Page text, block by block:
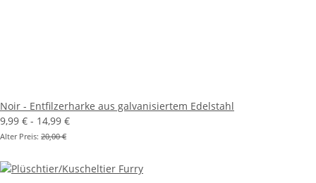
Noir - Entfilzerharke aus galvanisiertem Edelstahl
9,99 € - 14,99 €
Alter Preis: 20,00 €